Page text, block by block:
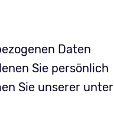
Daten
Sie persönlich
Sie unserer unter